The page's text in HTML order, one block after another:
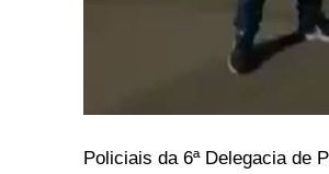
Policiais da 6ª Delegacia de